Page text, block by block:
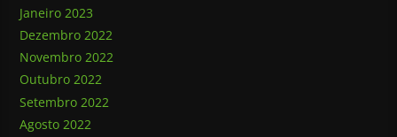
Janeiro 2023
Dezembro 2022
Novembro 2022
Outubro 2022
Setembro 2022
Agosto 2022